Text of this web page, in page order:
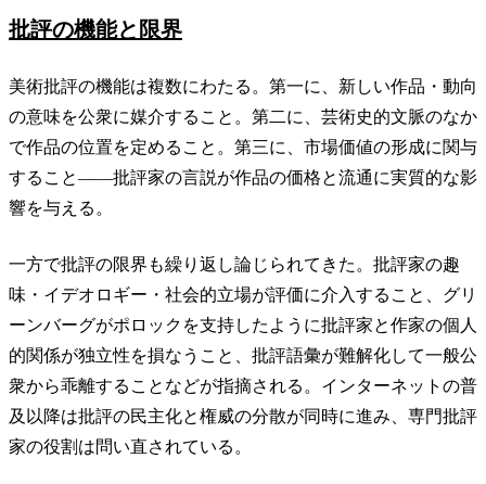
批評の機能と限界
美術批評の機能は複数にわたる。第一に、新しい作品・動向
の意味を公衆に媒介すること。第二に、芸術史的文脈のなか
で作品の位置を定めること。第三に、市場価値の形成に関与
すること——批評家の言説が作品の価格と流通に実質的な影
響を与える。
一方で批評の限界も繰り返し論じられてきた。批評家の趣
味・イデオロギー・社会的立場が評価に介入すること、グリ
ーンバーグがポロックを支持したように批評家と作家の個人
的関係が独立性を損なうこと、批評語彙が難解化して一般公
衆から乖離することなどが指摘される。インターネットの普
及以降は批評の民主化と権威の分散が同時に進み、専門批評
家の役割は問い直されている。